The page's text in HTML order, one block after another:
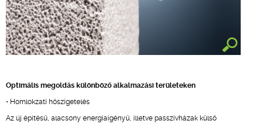
Optimális megoldás különböző alkalmazási területeken
• Homlokzati hőszigetelés
Az új építésű, alacsony energiaigényű, illetve passzívházak külső